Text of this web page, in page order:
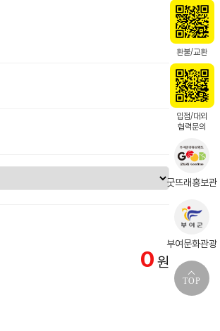
환불/교환
입점/대외
협력문의
굿뜨래홍보관
부여문화관광
TOP
0 원